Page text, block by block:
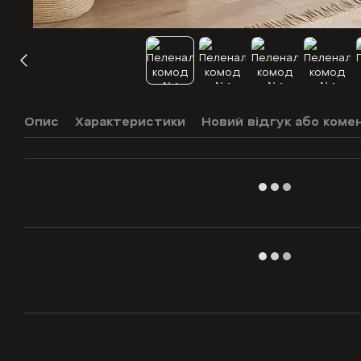
Опис Характеристики Новий відгук або